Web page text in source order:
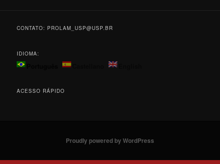
CONTATO: PROLAM_USP@USP.BR
IDIOMA:
ACESSO RÁPIDO
Proudly powered by WordPress